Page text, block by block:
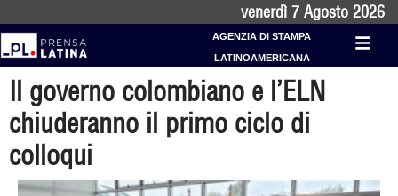
venerdì 7 Agosto 2026
AGENZIA DI STAMPA
LATINOAMERICANA
Il governo colombiano e l’ELN
chiuderanno il primo ciclo di
colloqui